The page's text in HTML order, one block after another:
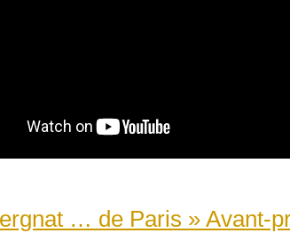
… de Paris » Avant-